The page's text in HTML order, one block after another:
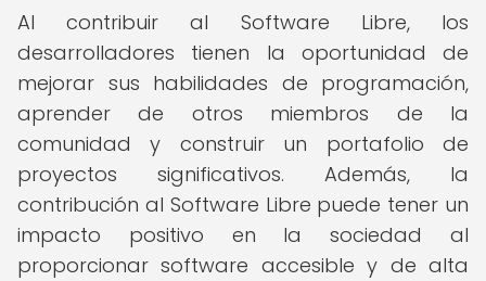
Al contribuir al Software Libre, los
desarrolladores tienen la oportunidad de
mejorar sus habilidades de programación,
aprender de otros miembros de la
comunidad y construir un portafolio de
proyectos significativos. Además, la
contribución al Software Libre puede tener un
impacto positivo en la sociedad al
proporcionar software accesible y de alta